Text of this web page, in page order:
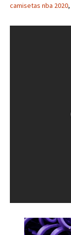
camisetas nba 2020,